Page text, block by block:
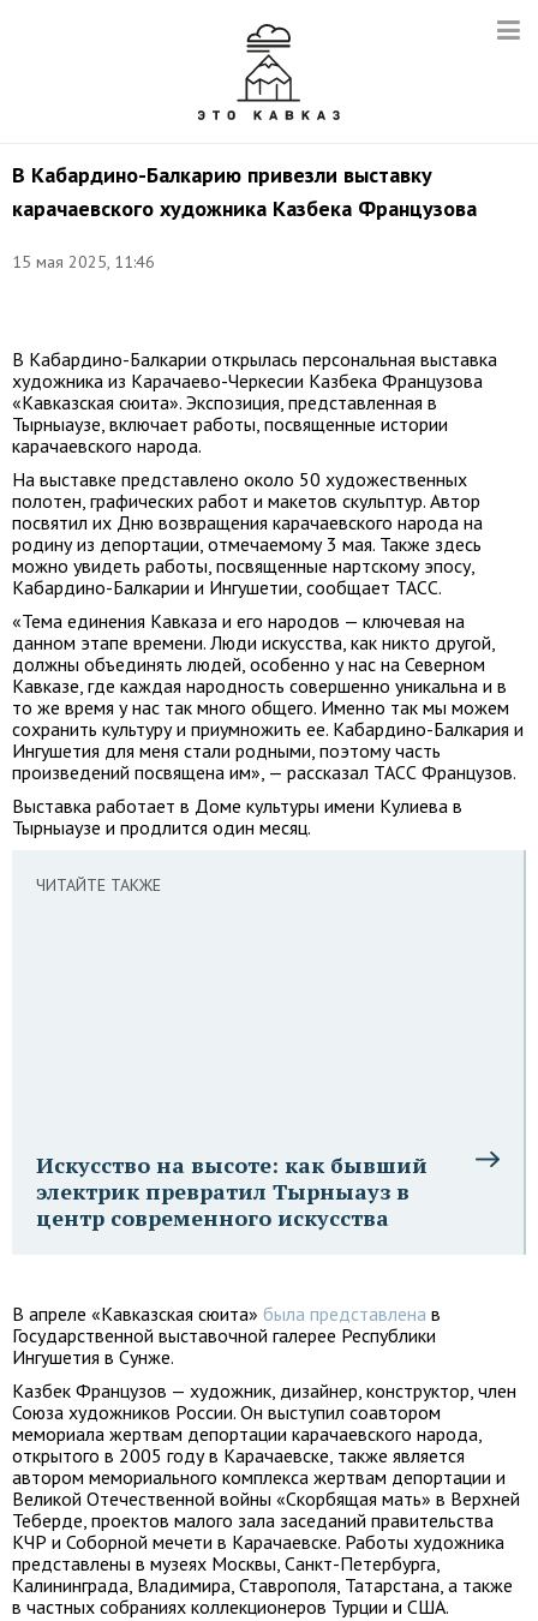
В Кабардино-Балкарию привезли выставку
карачаевского художника Казбека Французова
15 мая 2025, 11:46
В Кабардино-Балкарии открылась персональная выставка
художника из Карачаево-Черкесии Казбека Французова
«Кавказская сюита». Экспозиция, представленная в
Тырныаузе, включает работы, посвященные истории
карачаевского народа.
На выставке представлено около 50 художественных
полотен, графических работ и макетов скульптур. Автор
посвятил их Дню возвращения карачаевского народа на
родину из депортации, отмечаемому 3 мая. Также здесь
можно увидеть работы, посвященные нартскому эпосу,
Кабардино-Балкарии и Ингушетии, сообщает ТАСС.
«Тема единения Кавказа и его народов — ключевая на
данном этапе времени. Люди искусства, как никто другой,
должны объединять людей, особенно у нас на Северном
Кавказе, где каждая народность совершенно уникальна и в
то же время у нас так много общего. Именно так мы можем
сохранить культуру и приумножить ее. Кабардино-Балкария и
Ингушетия для меня стали родными, поэтому часть
произведений посвящена им», — рассказал ТАСС Французов.
Выставка работает в Доме культуры имени Кулиева в
Тырныаузе и продлится один месяц.
ЧИТАЙТЕ ТАКЖЕ
Искусство на высоте: как бывший
электрик превратил Тырныауз в
центр современного искусства
В апреле «Кавказская сюита» была представлена в
Государственной выставочной галерее Республики
Ингушетия в Сунже.
Казбек Французов — художник, дизайнер, конструктор, член
Союза художников России. Он выступил соавтором
мемориала жертвам депортации карачаевского народа,
открытого в 2005 году в Карачаевске, также является
автором мемориального комплекса жертвам депортации и
Великой Отечественной войны «Скорбящая мать» в Верхней
Теберде, проектов малого зала заседаний правительства
КЧР и Соборной мечети в Карачаевске. Работы художника
представлены в музеях Москвы, Санкт-Петербурга,
Калининграда, Владимира, Ставрополя, Татарстана, а также
в частных собраниях коллекционеров Турции и США.